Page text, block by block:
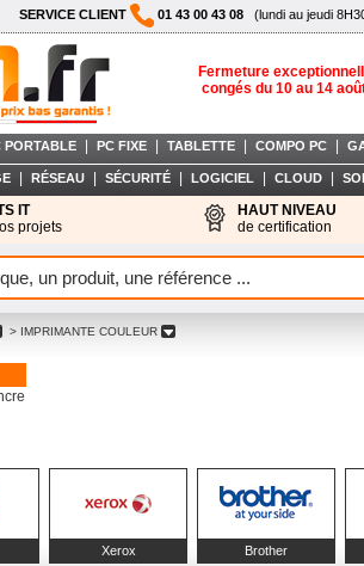
SERVICE CLIENT 01 43 00 43 08 (lundi au jeudi
Fermeture
congés du 10 au 14
PORTABLE PC FIXE TABLETTE COMPO PC
RÉSEAU SÉCURITÉ LOGICIEL CLOUD
IT
projets
HAUT NIVEAU
de certification
> IMPRIMANTE COULEUR
Xerox Brother